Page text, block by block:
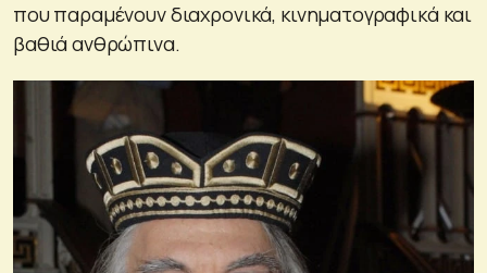
που παραμένουν διαχρονικά, κινηματογραφικά και
βαθιά ανθρώπινα.